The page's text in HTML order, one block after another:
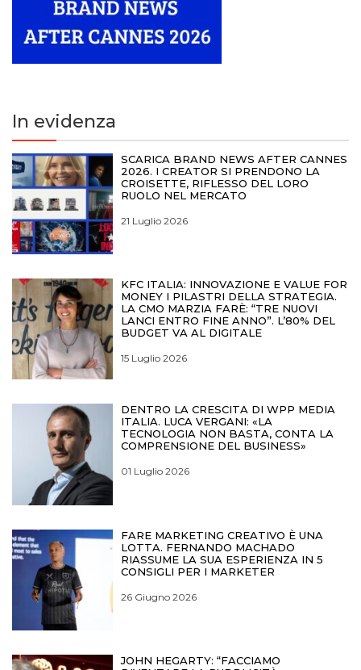
In evidenza
SCARICA BRAND NEWS AFTER CANNES
2026. I CREATOR SI PRENDONO LA
CROISETTE, RIFLESSO DEL LORO
RUOLO NEL MERCATO
21 Luglio 2026
KFC ITALIA: INNOVAZIONE E VALUE FOR
MONEY I PILASTRI DELLA STRATEGIA.
LA CMO MARZIA FARÈ: “TRE NUOVI
LANCI ENTRO FINE ANNO”. L’80% DEL
BUDGET VA AL DIGITALE
15 Luglio 2026
DENTRO LA CRESCITA DI WPP MEDIA
ITALIA. LUCA VERGANI: «LA
TECNOLOGIA NON BASTA, CONTA LA
COMPRENSIONE DEL BUSINESS»
01 Luglio 2026
FARE MARKETING CREATIVO È UNA
LOTTA. FERNANDO MACHADO
RIASSUME LA SUA ESPERIENZA IN 5
CONSIGLI PER I MARKETER
26 Giugno 2026
JOHN HEGARTY: “FACCIAMO